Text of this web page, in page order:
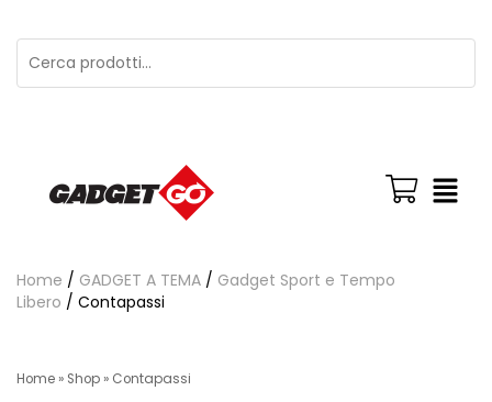
Home / GADGET A TEMA / Gadget Sport e Tempo
Libero / Contapassi
Home » Shop » Contapassi